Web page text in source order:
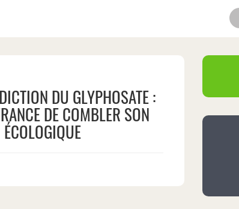
DU GLYPHOSATE :
DE COMBLER SON